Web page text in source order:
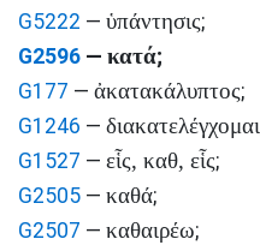
G5222 — ὑπάντησις;
G2596 — κατά;
G177 — ἀκατακάλυπτος;
G1246 — διακατελέγχομαι
G1527 — εἷς, καθ, εἷς;
G2505 — καθά;
G2507 — καθαιρέω;